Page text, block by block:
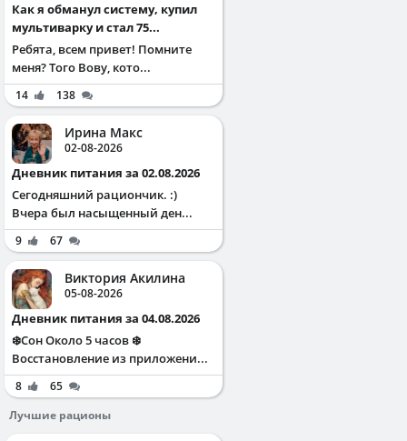
Как я обманул систему, купил
мультиварку и стал 75...
Ребята, всем привет! Помните
меня? Того Вову, кото...
14 138
Ирина Макс
02-08-2026
Дневник питания за 02.08.2026
Сегодняшний рациончик. :)
Вчера был насыщенный ден...
9 67
Виктория Акилина
05-08-2026
Дневник питания за 04.08.2026
❄️Сон Около 5 часов ❄️
Восстановление из приложени...
8
65
Лучшие рационы